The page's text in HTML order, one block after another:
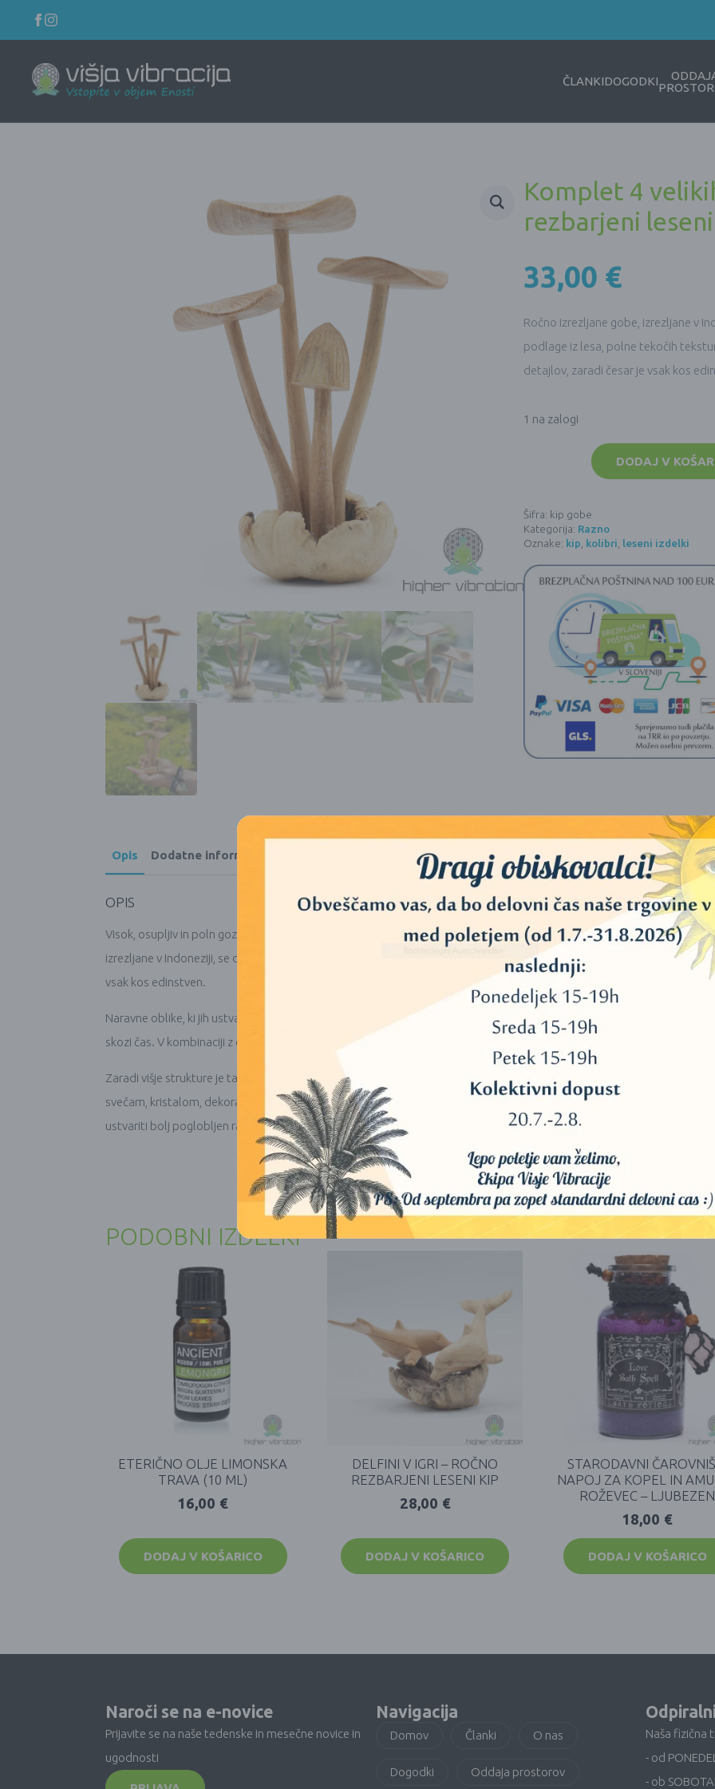
ČLANKIDOGODKI
Komplet 4
rezbarjeni
33,00 €
Ročno izrezljane gobe, izrezljane v
podlage iz lesa, polne tekočih
detajlov, zaradi česar je vsak kos
1 na zalogi
Ročno
rezbarjeni
leseni
kip
DODAJ V
Šifra: kip gobe
Kategorija: Razno
Oznake: kip, kolibri, leseni izdelki
Opis Dodatne informacije
OPIS
Visok, osupljiv in poln gozdnega značaja, ta komplet 4 velikih rezbarij gob ustvari takojšnjo osrednjo točko v razstavah,
izrezljane v Indoneziji, se dvigajo iz naravno oblikovane podlage iz parazitskega lesa, polne tekočih tekstur, zvitih
vsak kos edinstven.
Naravne oblike, ki jih ustvarja parazitski les, dajejo skulpturi bolj pristen gozdni videz, pri čemer se vsaka goba nagiba
skozi čas. V kombinaciji z gladkimi izrezljanimi lesenimi stebli kontrast ustvarja čudovito uravnotežen ročno izdelan
Zaradi višje strukture je ta kos idealen za dodajanje višine in dimenzije policam, izložbam, gozdnim zbirkam in
svečam, kristalom, dekoraciji iz mahu, temam pravljičnih vrtov ali jesensko navdihnjenemu trgovskemu blagovnemu
ustvariti bolj poglobljen razstavni prostor.
PODOBNI IZDELKI
ETERIČNO OLJE LIMONSKA
TRAVA (10 ML)
16,00 €
DODAJ V KOŠARICO
DELFINI V IGRI – ROČNO
REZBARJENI LESENI KIP
28,00 €
DODAJ V KOŠARICO
STARODAVNI
NAPOJ ZA KOPEL IN
ROŽEVEC – LJUBEZEN
18,00 €
DODAJ V KOŠARICO
Naroči se na e-novice
Prijavite se na naše tedenske in mesečne novice in
ugodnosti
Navigacija
Domov Članki O nas
Dogodki Oddaja prostorov
Naša fizična
- od
- ob